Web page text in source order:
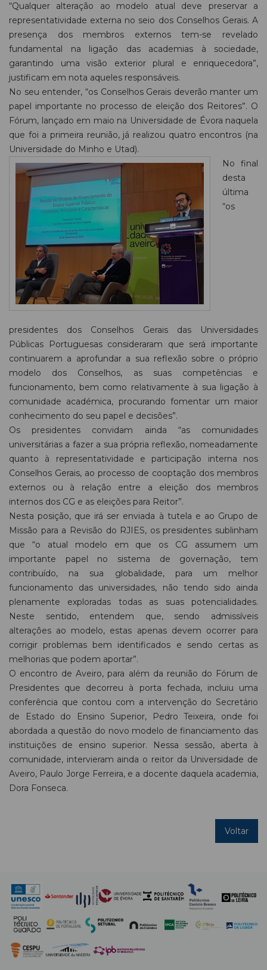
“Qualquer alteração ao modelo atual deve preservar a
representatividade externa no seio dos Conselhos Gerais. A
presença dos membros externos tem-se revelado
fundamental na ligação das academias à sociedade,
garantindo uma visão exterior plural e enriquecedora”,
justificam em nota aqueles responsáveis.
No seu entender, “os Conselhos Gerais deverão manter um
papel importante no processo de eleição dos Reitores”. O
Fórum, lançado em maio na Universidade de Évora naquela
que foi a primeira reunião, já realizou quatro encontros (na
Universidade do Minho e Utad).
No final
desta
última
“os
presidentes dos Conselhos Gerais das Universidades
Públicas Portuguesas consideraram que será importante
continuarem a aprofundar a sua reflexão sobre o próprio
modelo dos Conselhos, as suas competências e
funcionamento, bem como relativamente à sua ligação à
comunidade académica, procurando fomentar um maior
conhecimento do seu papel e decisões”.
Os presidentes convidam ainda “as comunidades
universitárias a fazer a sua própria reflexão, nomeadamente
quanto à representatividade e participação interna nos
Conselhos Gerais, ao processo de cooptação dos membros
externos ou à relação entre a eleição dos membros
internos dos CG e as eleições para Reitor”.
Nesta posição, que irá ser enviada à tutela e ao Grupo de
Missão para a Revisão do RJIES, os presidentes sublinham
que “o atual modelo em que os CG assumem um
importante papel no sistema de governação, tem
contribuído, na sua globalidade, para um melhor
funcionamento das universidades, não tendo sido ainda
plenamente exploradas todas as suas potencialidades.
Neste sentido, entendem que, sendo admissíveis
alterações ao modelo, estas apenas devem ocorrer para
corrigir problemas bem identificados e sendo certas as
melhorias que podem aportar”.
O encontro de Aveiro, para além da reunião do Fórum de
Presidentes que decorreu à porta fechada, incluiu uma
conferência que contou com a intervenção do Secretário
de Estado do Ensino Superior, Pedro Teixeira, onde foi
abordada a questão do novo modelo de financiamento das
instituições de ensino superior. Nessa sessão, aberta à
comunidade, intervieram ainda o reitor da Universidade de
Aveiro, Paulo Jorge Ferreira, e a docente daquela academia,
Dora Fonseca.
Voltar